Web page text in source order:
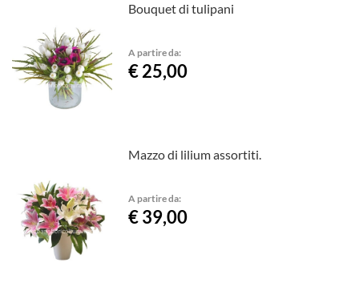
Bouquet di tulipani
A partire da:
€ 25,00
Mazzo di lilium assortiti.
A partire da:
€ 39,00